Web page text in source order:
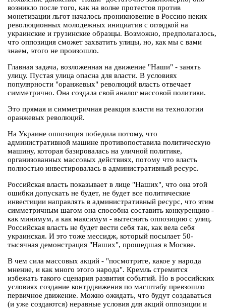
возникло после того, как на волне протестов против
монетизации льгот началось проникновение в Россию неких
революционных молодежных инициатив с оглядкой на
украинские и грузинские образцы. Возможно, предполагалось,
что оппозиция сможет захватить улицы, но, как мы с вами
знаем, этого не произошло.
Главная задача, возложенная на движение "Наши" - занять
улицу. Пустая улица опасна для власти. В условиях
популярности "оранжевых" революций власть отвечает
симметрично. Она создала свой аналог массовой политики.
Это прямая и симметричная реакция власти на технологии
оранжевых революций.
На Украине оппозиция победила потому, что
административной машине противопоставила политическую
машину, которая базировалась на уличной политике,
организованных массовых действиях, потому что власть
полностью инвестировалась в административный ресурс.
Российская власть показывает в лице "Наших", что она этой
ошибки допускать не будет, не будет все политические
инвестиции направлять в административный ресурс, что этим
симметричным шагом она способна составить конкуренцию -
как минимум, а как максимум - вытеснить оппозицию с улиц.
Российская власть не будет вести себя так, как вела себя
украинская. И это тоже мессидж, который посылает 50-
тысячная демонстрация "Наших", прошедшая в Москве.
В чем сила массовых акций - "посмотрите, какое у народа
мнение, и как много этого народа". Кремль стремится
избежать такого сценария развития событий. Но в российских
условиях создание контрдвижения по масштабу превзошло
первичное движение. Можно ожидать, что будут создаваться
(и уже создаются) неравные условия для акций оппозиции и